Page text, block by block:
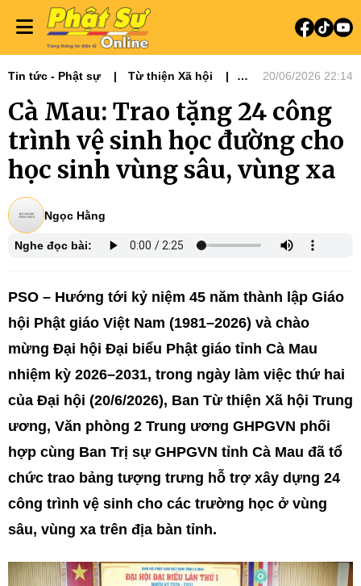
Tin tức - Phật sự
Từ thiện Xã hội
Đại hội Phật giáo tỉnh thành - NK 2026-
2031
20/06/2026 22:14
Cà Mau: Trao tặng 24 công
trình vệ sinh học đường cho
học sinh vùng sâu, vùng xa
Ngọc Hằng
Nghe đọc bài:
PSO – Hướng tới kỷ niệm 45 năm thành lập Giáo
hội Phật giáo Việt Nam (1981–2026) và chào
mừng Đại hội Đại biểu Phật giáo tỉnh Cà Mau
nhiệm kỳ 2026–2031, trong ngày làm việc thứ hai
của Đại hội (20/6/2026), Ban Từ thiện Xã hội Trung
ương, Văn phòng 2 Trung ương GHPGVN phối
hợp cùng Ban Trị sự GHPGVN tỉnh Cà Mau đã tổ
chức trao bảng tượng trưng hỗ trợ xây dựng 24
công trình vệ sinh cho các trường học ở vùng
sâu, vùng xa trên địa bàn tỉnh.